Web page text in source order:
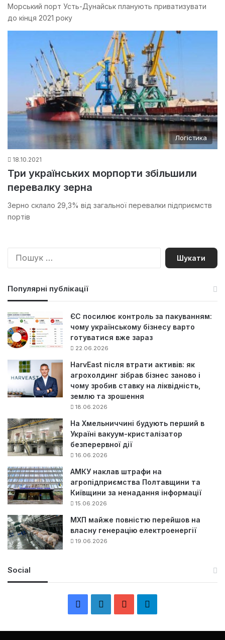
Морський порт Усть-Дунайськ планують приватизувати
до кінця 2021 року
Логістика
18.10.2021
Три українських морпорти збільшили
перевалку зерна
Зерно склало 29,3% від загальної перевалки підприємств
портів
П
Популярні публікації
ЄС посилює контроль за пакуванням:
чому українському бізнесу варто
готуватися вже зараз
22.06.2026
HarvEast після втрати активів: як
агрохолдинг зібрав бізнес заново і
чому зробив ставку на ліквідність,
землю та зрошення
18.06.2026
На Хмельниччині будують перший в
Україні вакуум-кристалізатор
безперервної дії
16.06.2026
АМКУ наклав штрафи на
агропідприємства Полтавщини та
Київщини за ненадання інформації
15.06.2026
МХП майже повністю перейшов на
власну генерацію електроенергії
19.06.2026
Social